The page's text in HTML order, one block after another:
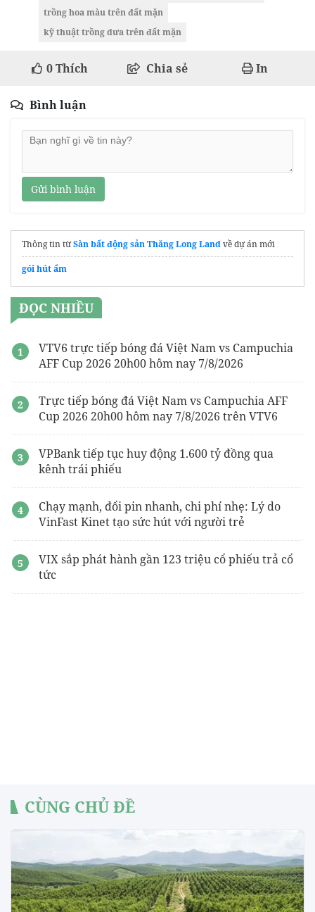
trồng hoa màu trên đất mặn
kỹ thuật trồng dưa trên đất mặn
0Thích Chia sẻ In
Bình luận
Gửi bình luận
Thông tin từSàn bất động sản Thăng Long Landvề dự án mới
gói hút ẩm
ĐỌC NHIỀU
VTV6 trực tiếp bóng đá Việt Nam vs Campuchia
AFF Cup 2026 20h00 hôm nay 7/8/2026
Trực tiếp bóng đá Việt Nam vs Campuchia AFF
Cup 2026 20h00 hôm nay 7/8/2026 trên VTV6
VPBank tiếp tục huy động 1.600 tỷ đồng qua
kênh trái phiếu
Chạy mạnh, đổi pin nhanh, chi phí nhẹ: Lý do
VinFast Kinet tạo sức hút với người trẻ
VIX sắp phát hành gần 123 triệu cổ phiếu trả cổ
tức
CÙNG CHỦ ĐỀ